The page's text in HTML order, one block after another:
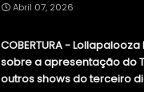
Abril 07, 2026
COBERTURA -
sobre a apresentação do
outros shows do terceiro